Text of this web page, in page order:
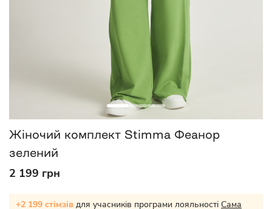
Жіночий комплект Stimma Феанор
зелений
2 199 грн
+2 199 стімзів для учасників програми лояльності Сама